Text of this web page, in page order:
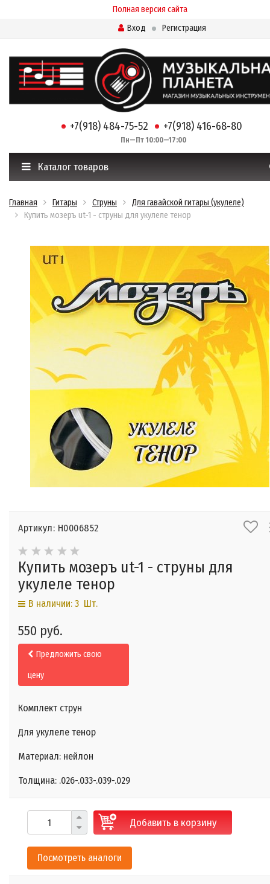
Полная версия сайта
Вход
Регистрация
+7(918) 484-75-52 +7(918) 416-68-80
Пн—Пт 10:00—17:00
Каталог товаров
Главная Гитары Струны
Для гавайской гитары (укулеле)
Купить мозеръ ut-1 - струны для укулеле тенор
Артикул: Н0006852
Купить мозеръ ut-1 - струны для
укулеле тенор
В наличии: 3 Шт.
550 руб.
Предложить свою
цену
Комплект струн
Для укулеле тенор
Материал: нейлон
Толщина: .026-.033-.039-.029
Добавить в корзину
Посмотреть аналоги